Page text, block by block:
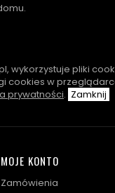
wykorzystuje pliki
cookies w
prywatności. Zamknij
MOJE KONTO
Zamówienia